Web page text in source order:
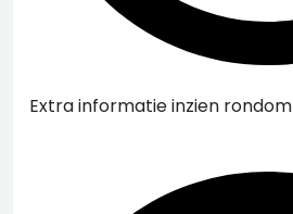
Extra informatie inzien rondom